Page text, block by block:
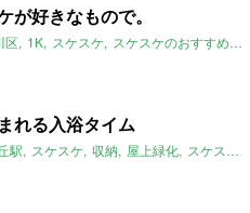
が好きなもので。
区 1K スケスケ スケスケのおすすめ
れる入浴タイム
駅 スケスケ 収納 屋上緑化 スケスケのおすすめ